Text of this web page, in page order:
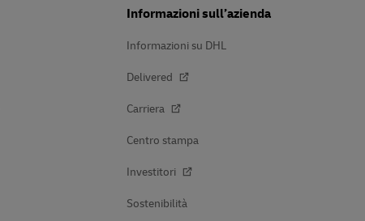
Informazioni sull’azienda
Informazioni su DHL
Delivered
Carriera
Centro stampa
Investitori
Sostenibilità